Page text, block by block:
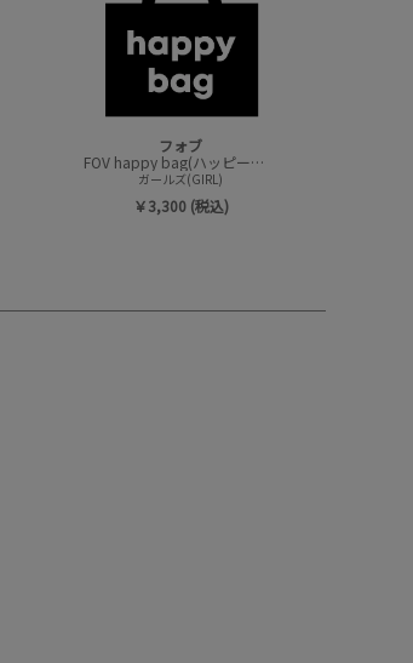
フォブ
FOV happy bag(ハッピーバック/トップスセット)
ガールズ(GIRL)
￥3,300 (税込)